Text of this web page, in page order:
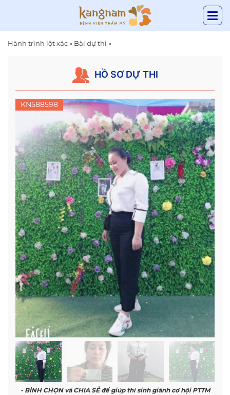
Hành trình lột xác» Bài dự thi »
HỒ SƠ DỰ THI
KN588598
- BÌNH CHỌN và CHIA SẺ để giúp thí sinh giành cơ hội PTTM